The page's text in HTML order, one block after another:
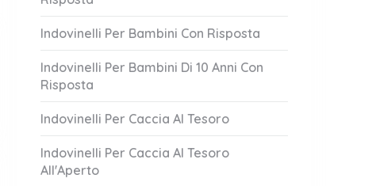
Attento A Loro!
October 20, 2023
Indovinelli Per Bambini Con Risposta
Indovinelli Per Bambini Di 10 Anni Con
Risposta
Indovinelli Per Caccia Al Tesoro
Indovinelli Per Caccia Al Tesoro
All'Aperto